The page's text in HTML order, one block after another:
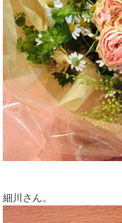
細川さん。